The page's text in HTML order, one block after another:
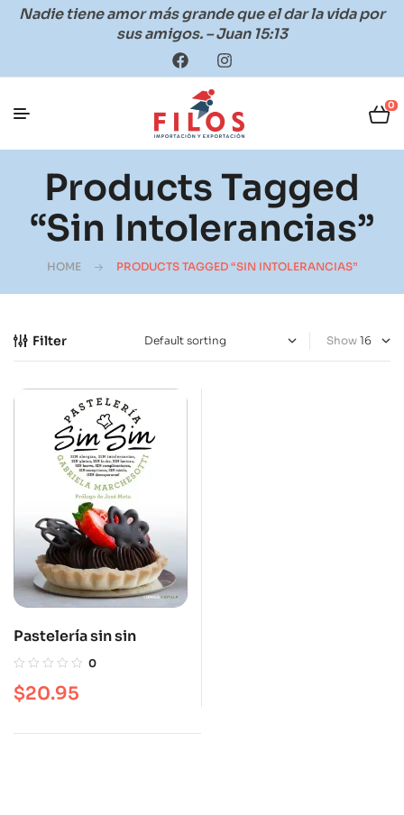
Nadie tiene amor más grande que el dar la vida por
sus amigos. – Juan 15:13
0
Products Tagged
“sin Intolerancias”
HOME PRODUCTS TAGGED “SIN INTOLERANCIAS”
Filter Show
Pastelería sin sin
0
$20.95